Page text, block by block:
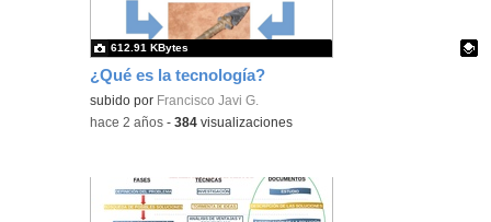
¿Qué es la tecnología?
Contenido educativo.
subido por Francisco Javi G.
612.91 KBytes
-hace 2 años -384 visualizaciones